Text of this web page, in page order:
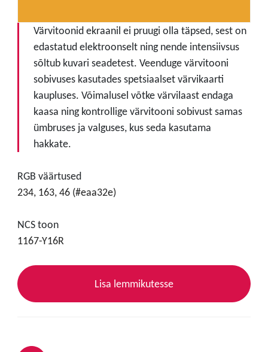
Värvitoonid ekraanil ei pruugi olla täpsed, sest on
edastatud elektroonselt ning nende intensiivsus
sõltub kuvari seadetest. Veenduge värvitooni
sobivuses kasutades spetsiaalset värvikaarti
kaupluses. Võimalusel võtke värvilaast endaga
kaasa ning kontrollige värvitooni sobivust samas
ümbruses ja valguses, kus seda kasutama
hakkate.
RGB väärtused
234, 163, 46 (#eaa32e)
NCS toon
1167-Y16R
Lisa lemmikutesse